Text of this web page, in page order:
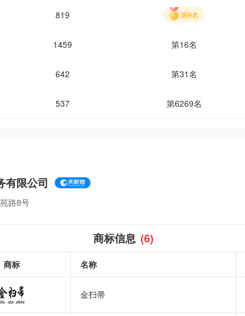
819 第9名
1459 第16名
642 第31名
537 第6269名
有限公司
路8号
商标信息 (6)
商标 名称
金扫帚